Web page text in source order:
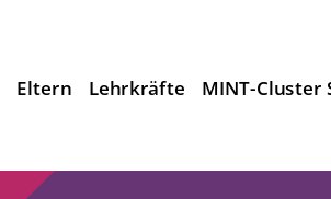
Eltern Lehrkräfte MINT-Cluster